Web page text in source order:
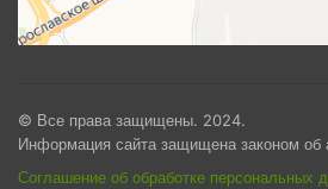
© Все права защищены. 2024.
Информация сайта защищена законом об
Соглашение об обработке персональных